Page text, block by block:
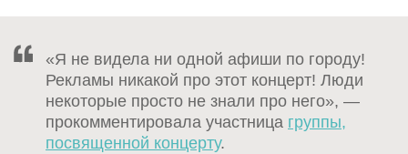
«Я не видела ни одной афиши по городу!
Рекламы никакой про этот концерт! Люди
некоторые просто не знали про него», —
прокомментировала участница группы,
посвященной концерту.